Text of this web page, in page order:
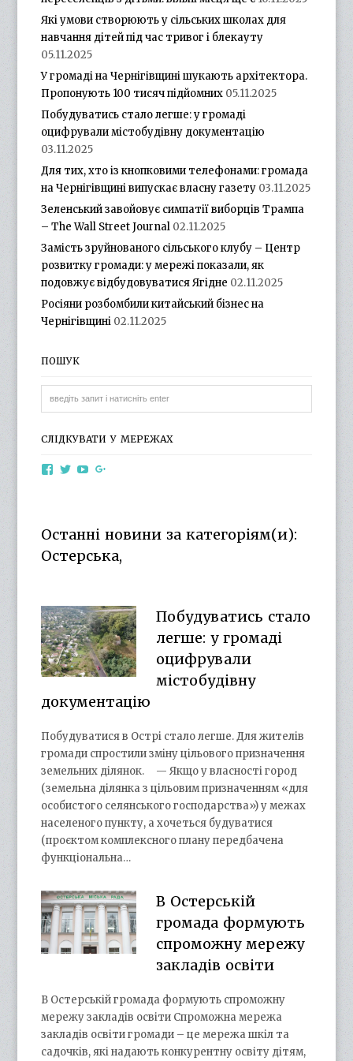
Які умови створюють у сільських школах для
навчання дітей під час тривог і блекауту
05.11.2025
У громаді на Чернігівщині шукають архітектора.
Пропонують 100 тисяч підйомних 05.11.2025
Побудуватись стало легше: у громаді
оцифрували містобудівну документацію
03.11.2025
Для тих, хто із кнопковими телефонами: громада
на Чернігівщині випускає власну газету 03.11.2025
Зеленський завойовує симпатії виборців Трампа
– The Wall Street Journal 02.11.2025
Замість зруйнованого сільського клубу – Центр
розвитку громади: у мережі показали, як
подовжує відбудовуватися Ягідне 02.11.2025
Росіяни розбомбили китайський бізнес на
Чернігівщині 02.11.2025
ПОШУК
СЛІДКУВАТИ У МЕРЕЖАХ
ViewViewView
YouTube
Останні новини за категоріям(и):
Остерська,
Побудуватись стало
легше: у громаді
оцифрували
містобудівну
документацію
Побудуватися в Острі стало легше. Для жителів
громади спростили зміну цільового призначення
земельних ділянок. — Якщо у власності город
(земельна ділянка з цільовим призначенням «для
особистого селянського господарства») у межах
населеного пункту, а хочеться будуватися
(проєктом комплексного плану передбачена
функціональна…
В Остерській
громада формують
спроможну мережу
закладів освіти
В Остерській громада формують спроможну
мережу закладів освіти Спроможна мережа
закладів освіти громади – це мережа шкіл та
садочків, які надають конкурентну освіту дітям,